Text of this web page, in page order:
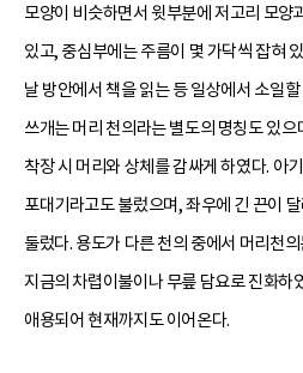
모양이 비슷하면서 윗부분에 저고리 모양
있고, 중심부에는 주름이 몇 가닥씩 잡혀
날 방안에서 책을 읽는 등 일상에서 소일
쓰개는 머리 천의라는 별도의 명칭도 있
착장 시 머리와 상체를 감싸게 하였다. 아
포대기라고도 불렀으며, 좌우에 긴 끈이
둘렀다. 용도가 다른 천의 중에서 머리천
지금의 차렵이불이나 무릎 담요로 진화하
애용되어 현재까지도 이어온다.